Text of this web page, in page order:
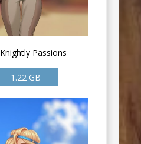
Knightly Passions
1.22 GB